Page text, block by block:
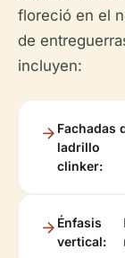
floreció en el
de
incluyen:
Fachadas
ladrillo
clinker:
Énfasis
vertical: